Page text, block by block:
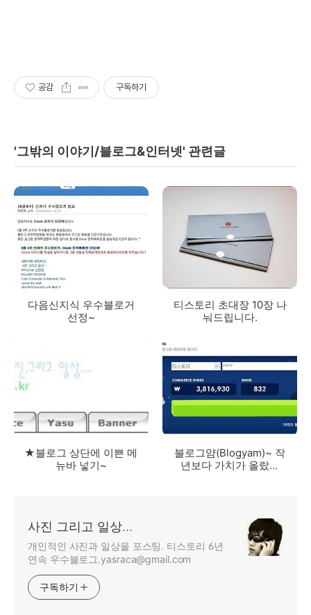
공감 구독하기
'그밖의 이야기/블로그&인터넷' 관련글
다음신지식 우수블로거
선정~
티스토리 초대장 10장 나
눠드립니다.
★블로그 상단에 이쁜 메
뉴바 넣기~
블로그얌(Blogyam)~ 작
년보다 가치가 올랐을
사진 그리고 일상...
개인적인 사진과 일상을 포스팅. 티스토리 6년
연속 우수블로그.yasraca@gmail.com
구독하기